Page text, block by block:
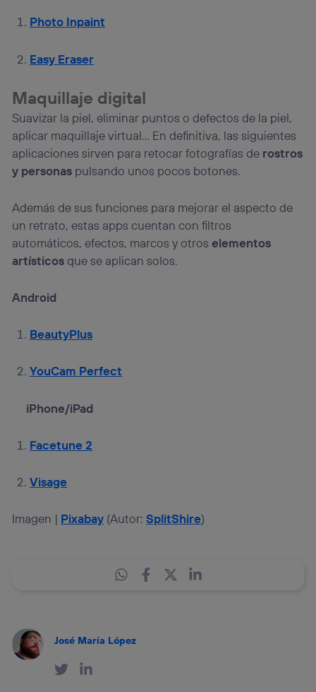
Photo Inpaint
Easy Eraser
Maquillaje digital
Suavizar la piel, eliminar puntos o defectos de la piel,
aplicar maquillaje virtual… En definitiva, las siguientes
aplicaciones sirven para retocar fotografías de rostros
y personas pulsando unos pocos botones.
Además de sus funciones para mejorar el aspecto de
un retrato, estas apps cuentan con filtros
automáticos, efectos, marcos y otroselementos
artísticosque se aplican solos.
Android
BeautyPlus
YouCam Perfect
iPhone/iPad
Facetune 2
Visage
Imagen | Pixabay (Autor:SplitShire)
José María López